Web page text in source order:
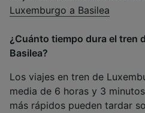
Luxemburgo a Basilea
¿Cuánto tiempo dura el tren
Basilea?
Los viajes en tren de
media de 6 horas y 3
más rápidos pueden tardar